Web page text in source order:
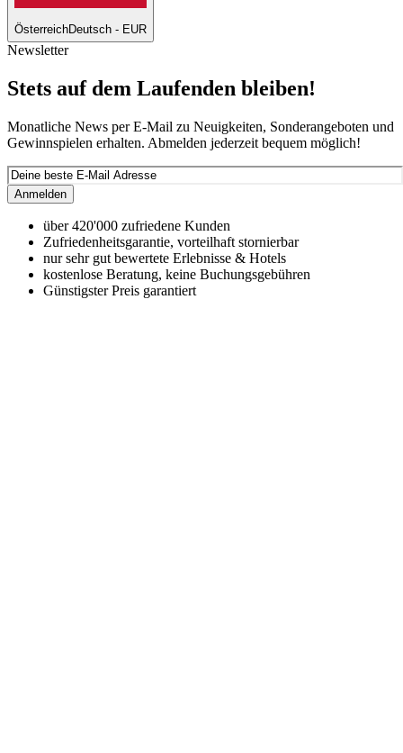
ÖsterreichDeutsch - EUR
Newsletter
Stets auf dem Laufenden bleiben!
Monatliche News per E-Mail zu Neuigkeiten, Sonderangeboten und
Gewinnspielen erhalten. Abmelden jederzeit bequem möglich!
Anmelden
über 420'000 zufriedene Kunden
Zufriedenheitsgarantie, vorteilhaft stornierbar
nur sehr gut bewertete Erlebnisse & Hotels
kostenlose Beratung, keine Buchungsgebühren
Günstigster Preis garantiert